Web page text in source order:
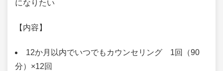
になりたい
【内容】
12か月以内でいつでもカウンセリング 1回（90
分）×12回